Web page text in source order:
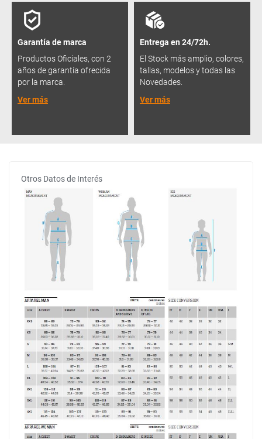
Garantía de marca
Productos Oficiales, con 2
años de garantía ofrecida
por la marca.
Ver más
Entrega en 24/72h.
El Stock más amplio, colores,
tallas, modelos y todas las
Novedades.
Ver más
Otros Datos de Interés